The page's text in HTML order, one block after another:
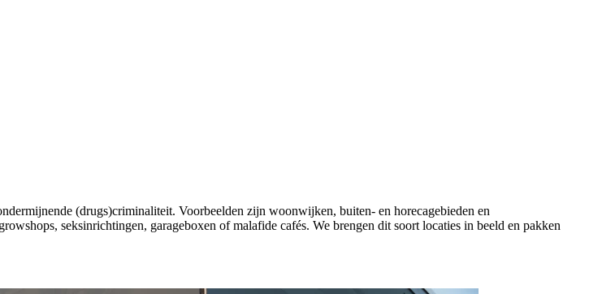
(drugs)criminaliteit. Voorbeelden zijn woonwijken, buiten- en horecagebieden en
seksinrichtingen, garageboxen of malafide cafés. We brengen dit soort locaties in beeld en pakken